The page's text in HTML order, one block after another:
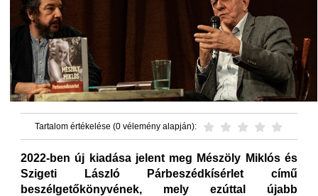
Tartalom értékelése (0 vélemény alapján):
2022-ben új kiadása jelent meg Mészöly Miklós és
Szigeti László Párbeszédkísérlet című
beszélgetőkönyvének, mely ezúttal újabb